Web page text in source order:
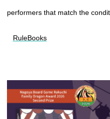
performers that match the
RuleBooks